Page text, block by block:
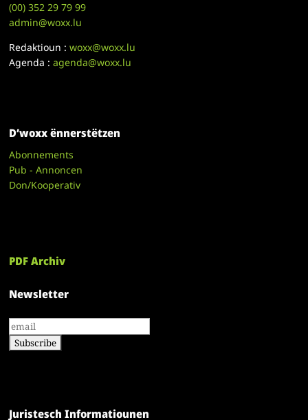
(00)352 29 79 99
admin@woxx.lu
Redaktioun :woxx@woxx.lu
Agenda :agenda@woxx.lu
D’woxx ënnerstëtzen
Abonnements
Pub - Annoncen
Don/Kooperativ
PDF Archiv
Newsletter
Juristesch Informatiounen